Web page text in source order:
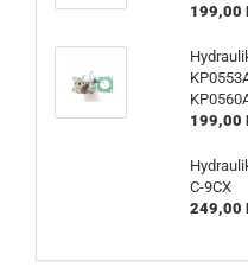
199,00
199,00
C-9CX
249,00